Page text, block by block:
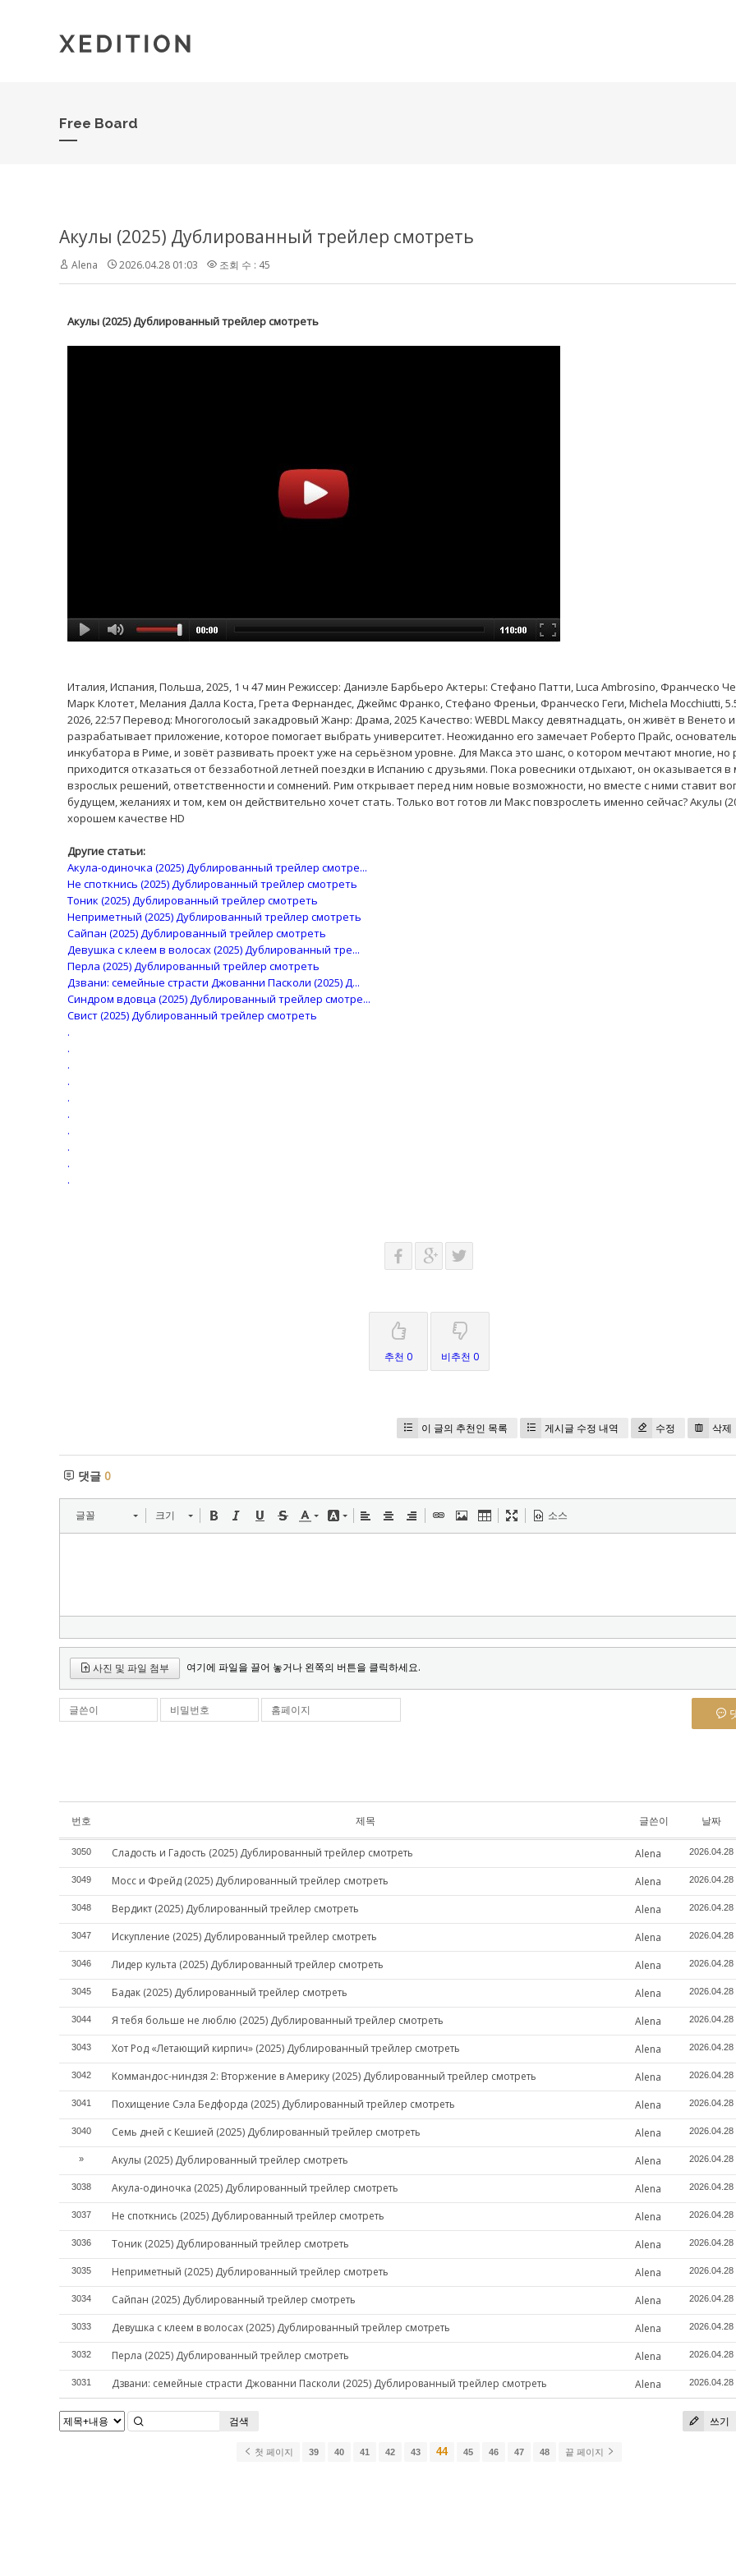
Free Board
Акулы (2025) Дублированный трейлер смотреть
Alena 2026.04.28 01:03 조회 수 : 45
Акулы (2025) Дублированный трейлер смотреть
Италия, Испания, Польша, 2025, 1 ч 47 мин Режиссер: Даниэле Барбьеро Актеры: Стефано Патти, Luca Ambrosino, Франческо
Марк Клотет, Мелания Далла Коста, Грета Фернандес, Джеймс Франко, Стефано Френьи, Франческо Геги, Michela Mocchiutti,
2026, 22:57 Перевод: Многоголосый закадровый Жанр: Драма, 2025 Качество: WEBDL Максу девятнадцать, он живёт в Венето
разрабатывает приложение, которое помогает выбрать университет. Неожиданно его замечает Роберто Прайс,
инкубатора в Риме, и зовёт развивать проект уже на серьёзном уровне. Для Макса это шанс, о котором мечтают многие, но
приходится отказаться от беззаботной летней поездки в Испанию с друзьями. Пока ровесники отдыхают, он оказывается в
взрослых решений, ответственности и сомнений. Рим открывает перед ним новые возможности, но вместе с ними ставит
будущем, желаниях и том, кем он действительно хочет стать. Только вот готов ли Макс повзрослеть именно сейчас? Акулы
хорошем качестве HD
Другие статьи:
Акула-одиночка (2025) Дублированный трейлер смотре...
Не споткнись (2025) Дублированный трейлер смотреть
Тоник (2025) Дублированный трейлер смотреть
Неприметный (2025) Дублированный трейлер смотреть
Сайпан (2025) Дублированный трейлер смотреть
Девушка с клеем в волосах (2025) Дублированный тре...
Перла (2025) Дублированный трейлер смотреть
Дзвани: семейные страсти Джованни Пасколи (2025) Д...
Синдром вдовца (2025) Дублированный трейлер смотре...
Свист (2025) Дублированный трейлер смотреть
.
.
.
.
.
.
.
.
.
.
추천 0 비추천 0
이 글의 추천인 목록 게시글 수정 내역 수정 삭제
댓글 0
글꼴 크기 소스
사진 및 파일 첨부 여기에 파일을 끌어 놓거나 왼쪽의 버튼을 클릭하세요.
글쓴이 비밀번호 홈페이지
번호 제목 글쓴이 날짜
3050 Сладость и Гадость (2025) Дублированный трейлер смотреть Alena 2026.04.28
3049 Мосс и Фрейд (2025) Дублированный трейлер смотреть Alena 2026.04.28
3048 Вердикт (2025) Дублированный трейлер смотреть Alena 2026.04.28
3047 Искупление (2025) Дублированный трейлер смотреть Alena 2026.04.28
3046 Лидер культа (2025) Дублированный трейлер смотреть Alena 2026.04.28
3045 Бадак (2025) Дублированный трейлер смотреть Alena 2026.04.28
3044 Я тебя больше не люблю (2025) Дублированный трейлер смотреть Alena 2026.04.28
3043 Хот Род «Летающий кирпич» (2025) Дублированный трейлер смотреть Alena 2026.04.28
3042 Коммандос-ниндзя 2: Вторжение в Америку (2025) Дублированный трейлер смотреть Alena 2026.04.28
3041 Похищение Сэла Бедфорда (2025) Дублированный трейлер смотреть Alena 2026.04.28
3040 Семь дней с Кешией (2025) Дублированный трейлер смотреть Alena 2026.04.28
» Акулы (2025) Дублированный трейлер смотреть Alena 2026.04.28
3038 Акула-одиночка (2025) Дублированный трейлер смотреть Alena 2026.04.28
3037 Не споткнись (2025) Дублированный трейлер смотреть Alena 2026.04.28
3036 Тоник (2025) Дублированный трейлер смотреть Alena 2026.04.28
3035 Неприметный (2025) Дублированный трейлер смотреть Alena 2026.04.28
3034 Сайпан (2025) Дублированный трейлер смотреть Alena 2026.04.28
3033 Девушка с клеем в волосах (2025) Дублированный трейлер смотреть Alena 2026.04.28
3032 Перла (2025) Дублированный трейлер смотреть Alena 2026.04.28
3031 Дзвани: семейные страсти Джованни Пасколи (2025) Дублированный трейлер смотреть Alena 2026.04.28
쓰기
검색
첫 페이지 39 40 41 42 43 44 45 46 47 48 끝 페이지